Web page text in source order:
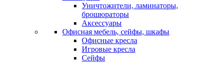
Уничтожители, ламинаторы,
брошюраторы
Аксессуары
Офисная мебель, сейфы, шкафы
Офисные кресла
Игровые кресла
Сейфы